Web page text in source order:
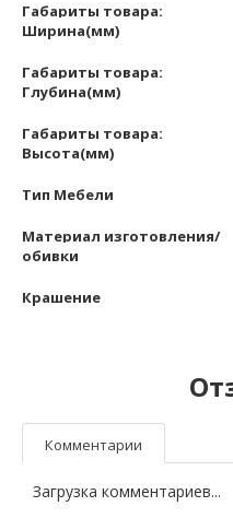
Габариты товара:
Ширина(мм)
Габариты товара:
Глубина(мм)
Габариты товара:
Высота(мм)
Тип Мебели
Материал изготовления/
обивки
Крашение
Комментарии
Загрузка комментариев...